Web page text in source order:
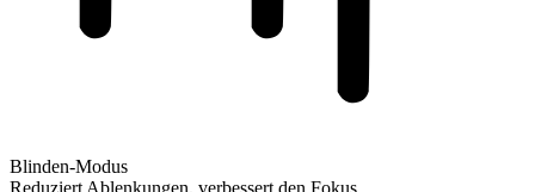
Blinden-Modus